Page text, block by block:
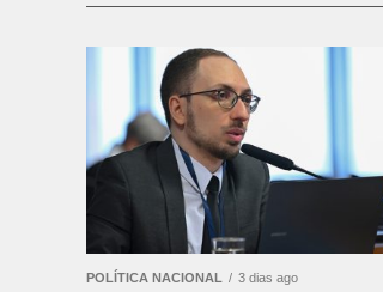
Leia mais:
Condições
verão paranaense
Podcasts
– Os
Spotify e Apple
POLÍTICA NACIONAL 3 dias ago